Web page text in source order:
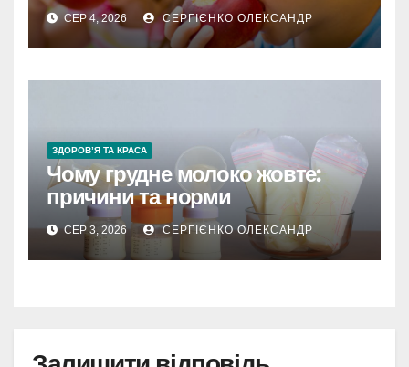
СЕР 4, 2026 СЕРГІЄНКО ОЛЕКСАНДР
ЗДОРОВ’Я ТА КРАСА
Чому грудне молоко жовте:
причини та норми
СЕР 3, 2026 СЕРГІЄНКО ОЛЕКСАНДР